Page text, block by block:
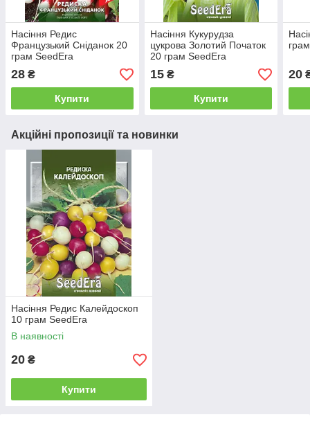
Насіння Редис
Французький Сніданок 20
грам SeedEra
28 ₴
Купити
Насіння Кукурудза
цукрова Золотий Початок
20 грам SeedEra
15₴
Купити
20
Акційні пропозиції та новинки
Насіння Редис Калейдоскоп
10 грам SeedEra
В наявності
20 ₴
Купити